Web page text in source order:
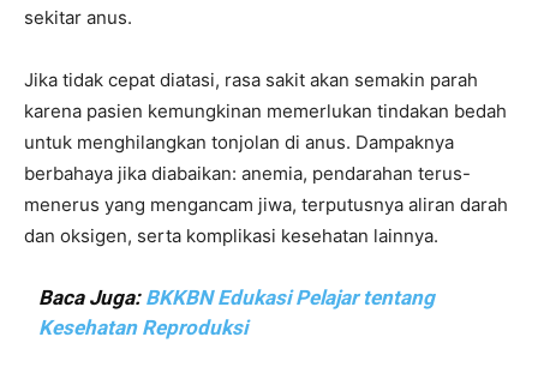
sekitar anus.
Jika tidak cepat diatasi, rasa sakit akan semakin parah
karena pasien kemungkinan memerlukan tindakan bedah
untuk menghilangkan tonjolan di anus. Dampaknya
berbahaya jika diabaikan: anemia, pendarahan terus-
menerus yang mengancam jiwa, terputusnya aliran darah
dan oksigen, serta komplikasi kesehatan lainnya.
Baca Juga: BKKBN Edukasi Pelajar tentang
Kesehatan Reproduksi